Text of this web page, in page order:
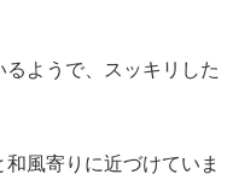
ようで、スッキリした
風寄りに近づけていま